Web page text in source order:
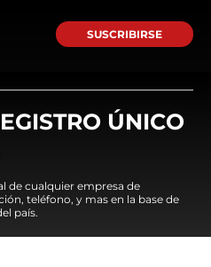
SUSCRIBIRSE
ÚNICO
de cualquier empresa de
teléfono, y mas en la base de
país.